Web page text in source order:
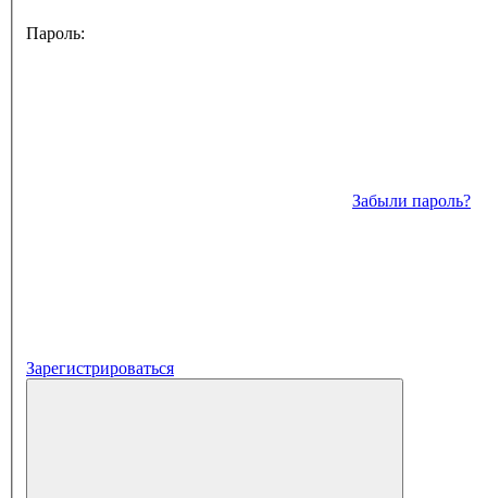
Пароль:
Забыли пароль?
Зарегистрироваться